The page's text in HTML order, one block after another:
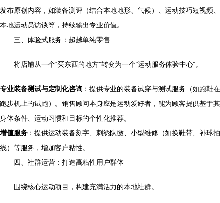
发布原创内容，如装备测评（结合本地地形、气候）、运动技巧短视频、
本地运动员访谈等，持续输出专业价值。
三、体验式服务：超越单纯零售
将店铺从一个“买东西的地方”转变为一个“运动服务体验中心”。
专业装备测试与定制化咨询 ：提供专业的装备试穿与测试服务（如跑鞋在
跑步机上的试跑）。销售顾问本身应是运动爱好者，能为顾客提供基于其
身体条件、运动习惯和目标的个性化推荐。
增值服务 ：提供运动装备刻字、刺绣队徽、小型维修（如换鞋带、补球拍
线）等服务，增加客户粘性。
四、社群运营：打造高粘性用户群体
围绕核心运动项目，构建充满活力的本地社群。